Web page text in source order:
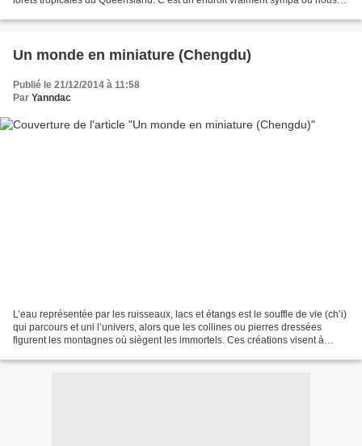
Un monde en miniature (Chengdu)
Publié le 21/12/2014 à 11:58
Par Yanndac
L’eau représentée par les ruisseaux, lacs et étangs est le souffle de vie (ch’i)
qui parcours et uni l’univers, alors que les collines ou pierres dressées
figurent les montagnes où siègent les immortels. Ces créations visent à